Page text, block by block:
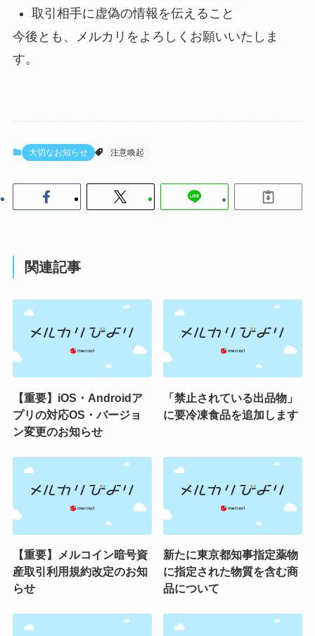
取引相手に虚偽の情報を伝えること
今後とも、メルカリをよろしくお願いいたしま
す。
大切なお知らせ 注意喚起
関連記事
【重要】iOS・Androidア
プリの対応OS・バージョ
ン変更のお知らせ
「禁止されている出品物」
に要冷凍食品を追加します
【重要】メルコイン暗号資
産取引利用規約改定のお知
らせ
新たに東京都知事指定薬物
に指定された物質を含む商
品について